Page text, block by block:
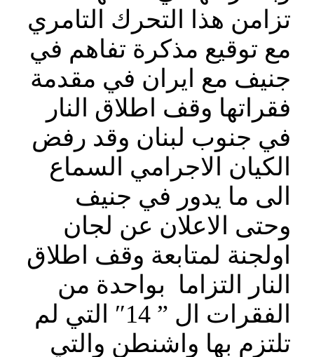
تزامن هذا التحرك التامري
مع توقيع مذكرة تفاهم في
جنيف مع ايران في مقدمة
فقراتها وقف اطلاق النار
في جنوب لبنان وقد رفض
الكيان الاجرامي السماع
الى ما يدور في جنيف
وحتى الاعلان عن لجان
اولجنة لمتابعة وقف اطلاق
النار التزاما بواحدة من
الفقرات ال ” 14″ التي لم
تلتزم بها واشنطن والتي